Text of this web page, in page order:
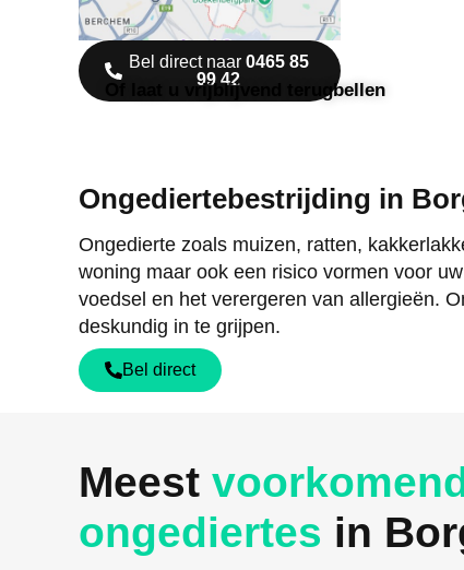
Bel direct naar 0465 85
99 42
Of laat u vrijblijvend terugbellen
Ongediertebestrijding in
Ongedierte zoals muizen, ratten,
woning maar ook een risico vormen voor
voedsel en het verergeren van allergieën.
deskundig in te grijpen.
Bel direct
Meest
ongediertes in